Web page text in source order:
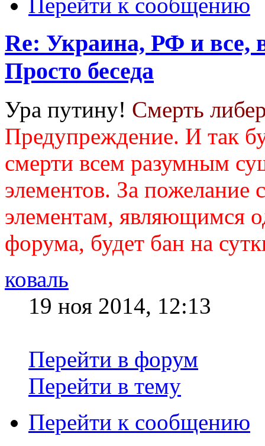
Re: Украина, РФ и все,
Просто беседа
Ура путину! Смерть
Предупреждение. И так
смерти всем разумным
элементов. За
элементам, являющимся
форума, будет бан на
коваль
19 ноя 2014, 12:13
Перейти в форум
Перейти в тему
Перейти к сообщению